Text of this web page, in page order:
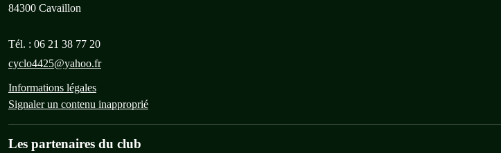
84300 Cavaillon
Tél. : 06 21 38 77 20
cyclo4425@yahoo.fr
Informations légales
Signaler un contenu inapproprié
Les partenaires du club